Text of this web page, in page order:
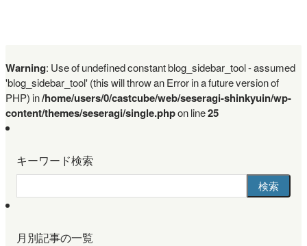
求人・会社情報
Warning: Use of undefined constant blog_sidebar_tool - assumed
'blog_sidebar_tool' (this will throw an Error in a future version of
PHP) in/home/users/0/castcube/web/seseragi-shinkyuin/wp-
content/themes/seseragi/single.phpon line25
キーワード検索
月別記事の一覧